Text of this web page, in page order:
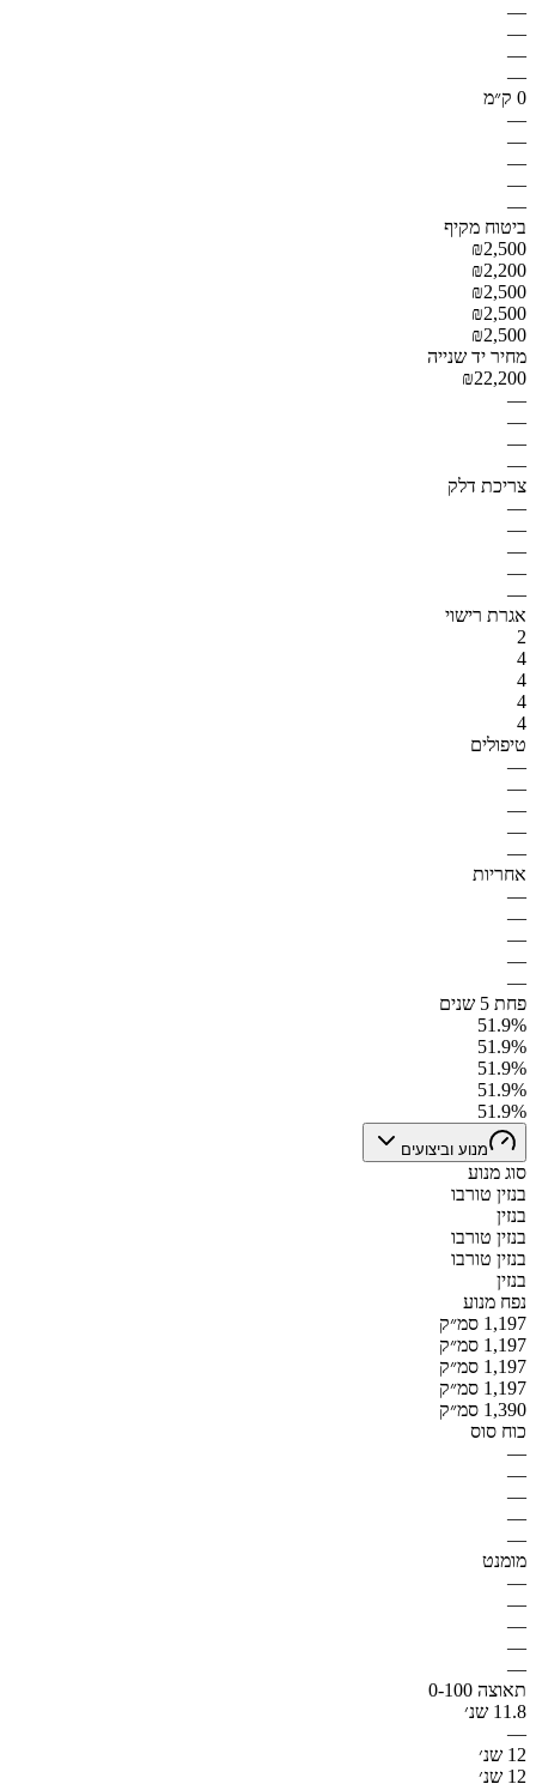
—
—
—
—
0 ק״מ
—
—
—
—
—
ביטוח מקיף
₪2,500
₪2,200
₪2,500
₪2,500
₪2,500
מחיר יד שנייה
₪22,200
—
—
—
—
צריכת דלק
—
—
—
—
—
אגרת רישוי
2
4
4
4
4
טיפולים
—
—
—
—
—
אחריות
—
—
—
—
—
פחת 5 שנים
51.9%
51.9%
51.9%
51.9%
51.9%
מנוע וביצועים
סוג מנוע
בנזין טורבו
בנזין
בנזין טורבו
בנזין טורבו
בנזין
נפח מנוע
1,197 סמ״ק
1,197 סמ״ק
1,197 סמ״ק
1,197 סמ״ק
1,390 סמ״ק
כוח סוס
—
—
—
—
—
מומנט
—
—
—
—
—
תאוצה 0-100
11.8 שנ׳
—
12 שנ׳
12 שנ׳